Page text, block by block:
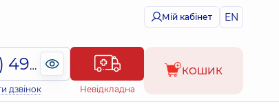
Мій кабінет EN
(044) 495-2-888
дзвінок Невідкладна
КОШИК